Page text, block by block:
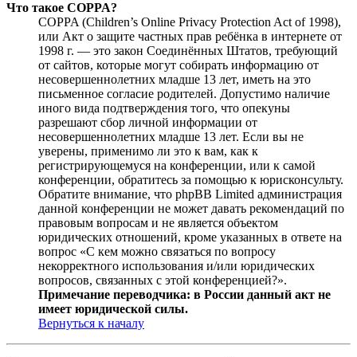
Что такое COPPA?
COPPA (Children’s Online Privacy Protection Act of 1998),
или Акт о защите частных прав ребёнка в интернете от
1998 г. — это закон Соединённых Штатов, требующий
от сайтов, которые могут собирать информацию от
несовершеннолетних младше 13 лет, иметь на это
письменное согласие родителей. Допустимо наличие
иного вида подтверждения того, что опекуны
разрешают сбор личной информации от
несовершеннолетних младше 13 лет. Если вы не
уверены, применимо ли это к вам, как к
регистрирующемуся на конференции, или к самой
конференции, обратитесь за помощью к юрисконсульту.
Обратите внимание, что phpBB Limited администрация
данной конференции не может давать рекомендаций по
правовым вопросам и не является объектом
юридических отношений, кроме указанных в ответе на
вопрос «С кем можно связаться по вопросу
некорректного использования и/или юридических
вопросов, связанных с этой конференцией?».
Примечание переводчика: в России данный акт не
имеет юридической силы.
Вернуться к началу